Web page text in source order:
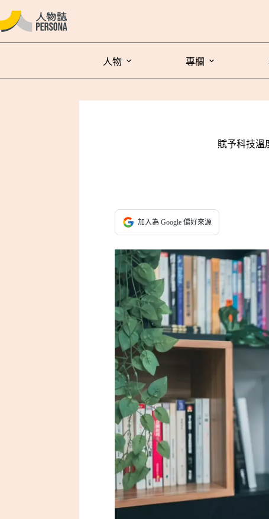
人物 專欄
賦予科技
加入為 Google 偏好來源